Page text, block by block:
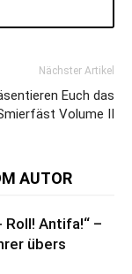
Nächster Artikel
Euch das
Volume II
AUTOR
Antifa!“ –
übers